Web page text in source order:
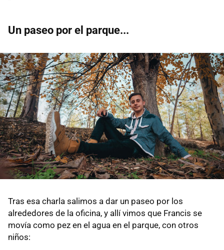
Un paseo por el parque...
Tras esa charla salimos a dar un paseo por los
alrededores de la oficina, y allí vimos que Francis se
movía como pez en el agua en el parque, con otros
niños: